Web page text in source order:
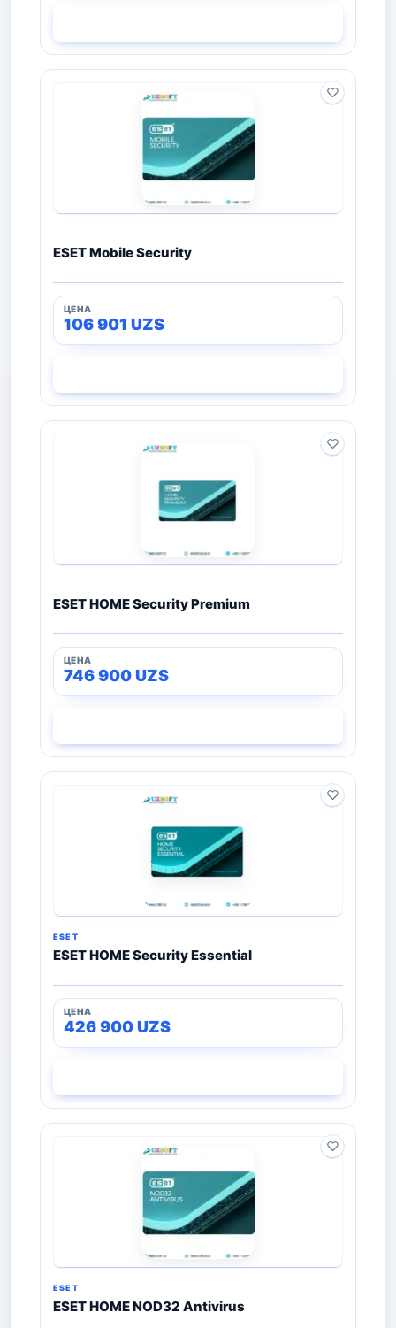
ESET Mobile Security
106 901 UZS
ESET HOME Security Premium
746 900UZS
ESET
ESET HOME Security Essential
426 900UZS
ESET
ESET HOME NOD32 Antivirus